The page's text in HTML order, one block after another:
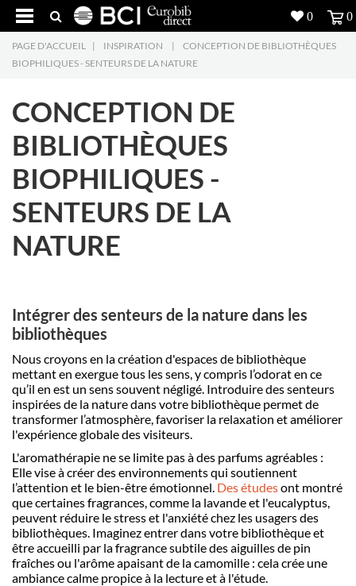
Réalisations
Recherche
L'entreprise
Contact
PAGE D'ACCUEIL | INSPIRATION |
CONCEPTION DE BIBLIOTHÈQUES
BIOPHILIQUES - SENTEURS DE LA NATURE
CONCEPTION DE
BIBLIOTHÈQUES
BIOPHILIQUES -
SENTEURS DE LA
NATURE
Intégrer des senteurs de la nature dans les
bibliothèques
Nous croyons en la création d'espaces de bibliothèque
mettant en exergue tous les sens, y compris l’odorat en ce
qu’il en est un sens souvent négligé. Introduire des senteurs
inspirées de la nature dans votre bibliothèque permet de
transformer l’atmosphère, favoriser la relaxation et améliorer
l'expérience globale des visiteurs.
L'aromathérapie ne se limite pas à des parfums agréables :
Elle vise à créer des environnements qui soutiennent
l’attention et le bien-être émotionnel. Des étudesont montré
que certaines fragrances, comme la lavande et l'eucalyptus,
peuvent réduire le stress et l'anxiété chez les usagers des
bibliothèques. Imaginez entrer dans votre bibliothèque et
être accueilli par la fragrance subtile des aiguilles de pin
fraîches ou l'arôme apaisant de la camomille : cela crée une
ambiance calme propice à la lecture et à l'étude.
0 0